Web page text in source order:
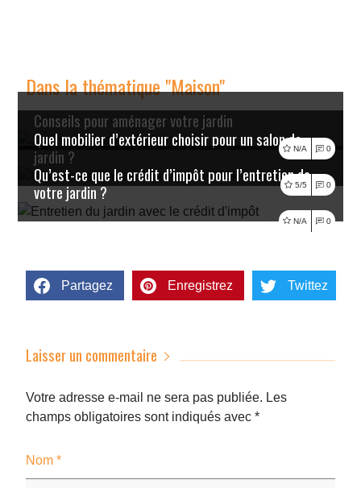
Dans la thématique "Maison"
N/A 0
Conseils pour aménager votre jardin
Lire l'article
5/5 0
Quel mobilier d’extérieur choisir pour un salon de
jardin ?
Lire l'article
N/A 0
Qu’est-ce que le crédit d’impôt pour l’entretien de
votre jardin ?
Lire l'article
Partagez Enregistrez Twittez
Laisser un commentaire
Votre adresse e-mail ne sera pas publiée. Les
champs obligatoires sont indiqués avec*
Nom*